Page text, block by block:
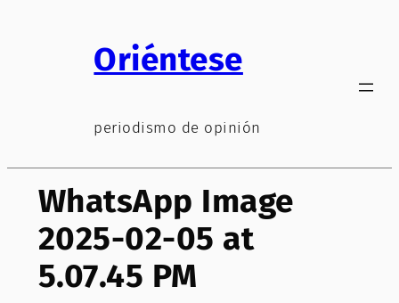
Oriéntese
periodismo de opinión
WhatsApp Image
2025-02-05 at
5.07.45 PM